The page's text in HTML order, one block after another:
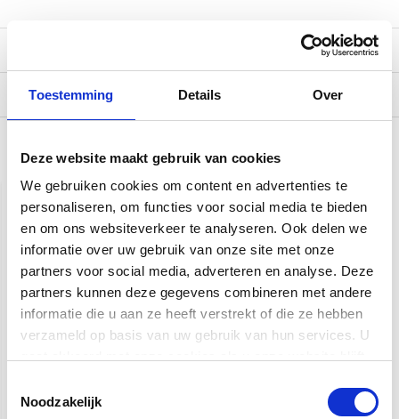
Toestemming Details Over
Deze website maakt gebruik van cookies
We gebruiken cookies om content en advertenties te
personaliseren, om functies voor social media te bieden
en om ons websiteverkeer te analyseren. Ook delen we
informatie over uw gebruik van onze site met onze
partners voor social media, adverteren en analyse. Deze
partners kunnen deze gegevens combineren met andere
informatie die u aan ze heeft verstrekt of die ze hebben
verzameld op basis van uw gebruik van hun services. U
Noodzakelijk
Verzending
Gerelateerde producten
Fender Flash™ 2.0
€ 24,95
Fender Original Tuner